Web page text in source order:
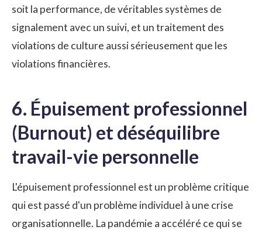
soit la performance, de véritables systèmes de
signalement avec un suivi, et un traitement des
violations de culture aussi sérieusement que les
violations financières.
6. Épuisement professionnel
(Burnout) et déséquilibre
travail-vie personnelle
L'épuisement professionnel est un problème critique
qui est passé d'un problème individuel à une crise
organisationnelle. La pandémie a accéléré ce qui se